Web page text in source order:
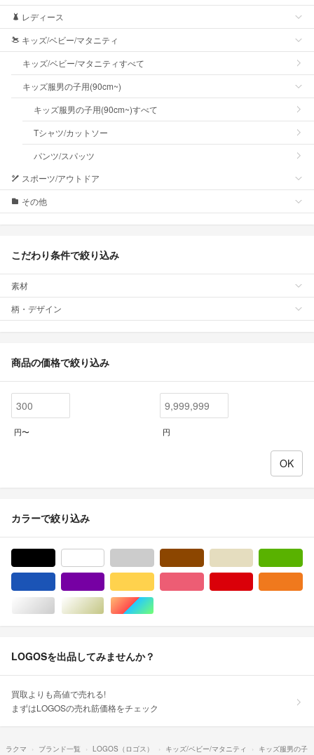
レディース
キッズ/ベビー/マタニティ
キッズ/ベビー/マタニティすべて
キッズ服男の子用(90cm~)
キッズ服男の子用(90cm~)すべて
Tシャツ/カットソー
パンツ/スパッツ
スポーツ/アウトドア
その他
こだわり条件で絞り込み
素材
柄・デザイン
商品の価格で絞り込み
円〜 円
カラーで絞り込み
シルバー/銀色系ゴールド/金色系マルチカラー
LOGOSを出品してみませんか？
買取よりも高値で売れる!
まずはLOGOSの売れ筋価格をチェック
ラクマ ブランド一覧 LOGOS（ロゴス） キッズ/ベビー/マタニティ
キッズ服男の子